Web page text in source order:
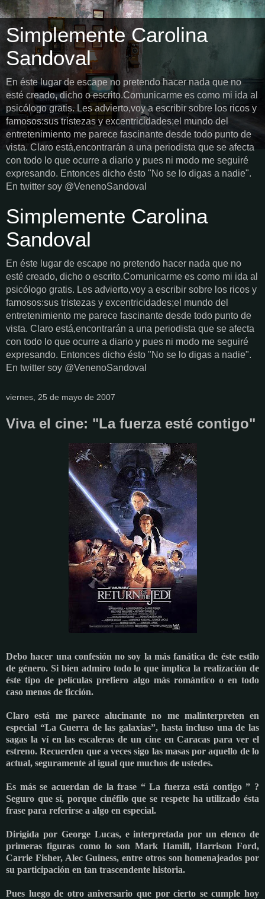
Simplemente Carolina
Sandoval
En éste lugar de escape no pretendo hacer nada que no
esté creado, dicho o escrito.Comunicarme es como mi ida al
psicólogo gratis. Les advierto,voy a escribir sobre los ricos y
famosos:sus tristezas y excentricidades;el mundo del
entretenimiento me parece fascinante desde todo punto de
vista. Claro está,encontrarán a una periodista que se afecta
con todo lo que ocurre a diario y pues ni modo me seguiré
expresando. Entonces dicho ésto "No se lo digas a nadie".
En twitter soy @VenenoSandoval
Simplemente Carolina
Sandoval
En éste lugar de escape no pretendo hacer nada que no
esté creado, dicho o escrito.Comunicarme es como mi ida al
psicólogo gratis. Les advierto,voy a escribir sobre los ricos y
famosos:sus tristezas y excentricidades;el mundo del
entretenimiento me parece fascinante desde todo punto de
vista. Claro está,encontrarán a una periodista que se afecta
con todo lo que ocurre a diario y pues ni modo me seguiré
expresando. Entonces dicho ésto "No se lo digas a nadie".
En twitter soy @VenenoSandoval
viernes, 25 de mayo de 2007
Viva el cine: "La fuerza esté contigo"
Debo hacer una confesión no soy la más fanática de éste estilo
de género. Si bien admiro todo lo que implica la realización de
éste tipo de películas prefiero algo más romántico o en todo
caso menos de ficción.
Claro está me parece alucinante no me malinterpreten en
especial “La Guerra de las galaxias”, hasta incluso una de las
sagas la ví en las escaleras de un cine en Caracas para ver el
estreno. Recuerden que a veces sigo las masas por aquello de lo
actual, seguramente al igual que muchos de ustedes.
Es más se acuerdan de la frase “ La fuerza está contigo ” ?
Seguro que sí, porque cinéfilo que se respete ha utilizado ésta
frase para referirse a algo en especial.
Dirigida por George Lucas, e interpretada por un elenco de
primeras figuras como lo son Mark Hamill, Harrison Ford,
Carrie Fisher, Alec Guiness, entre otros son homenajeados por
su participación en tan trascendente historia.
Pues luego de otro aniversario que por cierto se cumple hoy